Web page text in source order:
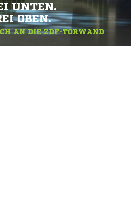
UNTEN.
OBEN.
AN DIE ZDF-TORWAND